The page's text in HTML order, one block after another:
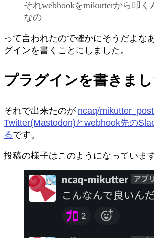
それwebhookをmikutterから叩く
なの
って言われたので確かにそうだよな
グインを書くことにしました。
プラグインを書きま
それで出来たのが ncaq/
Twitter(Mastodon)とwebhook先の
るです。
投稿の様子はこのようになっています